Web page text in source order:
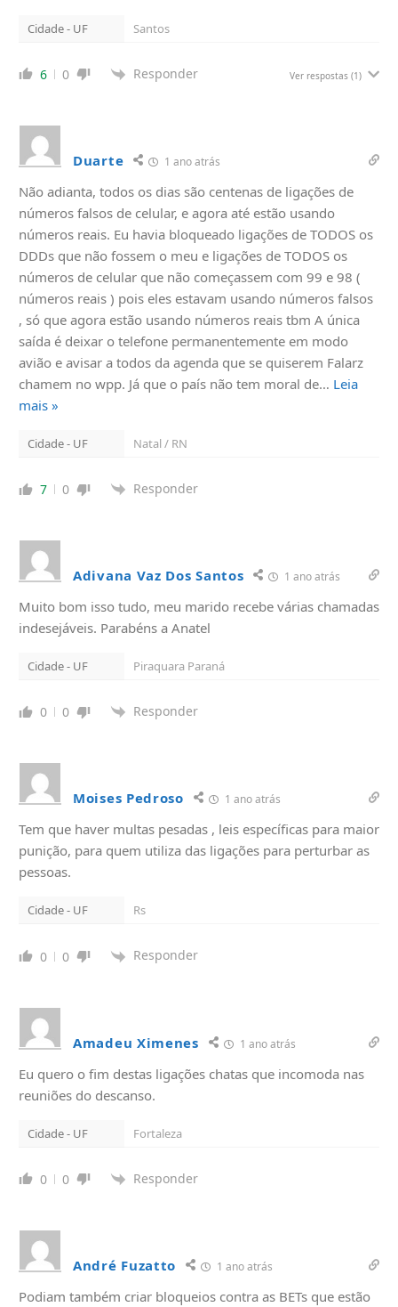
Cidade - UF Santos
6 0 Responder Ver respostas (1)
Duarte 1 ano atrás
Não adianta, todos os dias são centenas de ligações de
números falsos de celular, e agora até estão usando
números reais. Eu havia bloqueado ligações de TODOS os
DDDs que não fossem o meu e ligações de TODOS os
números de celular que não começassem com 99 e 98 (
números reais ) pois eles estavam usando números falsos
, só que agora estão usando números reais tbm A única
saída é deixar o telefone permanentemente em modo
avião e avisar a todos da agenda que se quiserem Falarz
chamem no wpp. Já que o país não tem moral de… Leia
mais »
Cidade - UF Natal / RN
7 0 Responder
Adivana Vaz Dos Santos 1 ano atrás
Muito bom isso tudo, meu marido recebe várias chamadas
indesejáveis. Parabéns a Anatel
Cidade - UF Piraquara Paraná
0 0 Responder
Moises Pedroso 1 ano atrás
Tem que haver multas pesadas , leis específicas para maior
punição, para quem utiliza das ligações para perturbar as
pessoas.
Cidade - UF Rs
0 0 Responder
Amadeu Ximenes 1 ano atrás
Eu quero o fim destas ligações chatas que incomoda nas
reuniões do descanso.
Cidade - UF Fortaleza
0 0 Responder
André Fuzatto 1 ano atrás
Podiam também criar bloqueios contra as BETs que estão